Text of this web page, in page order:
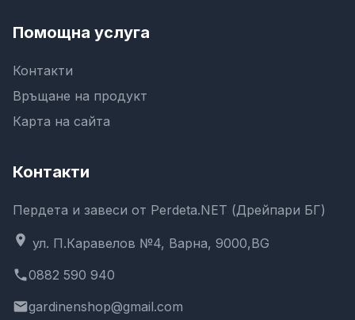
Помощна услуга
Контакти
Връщане на продукт
Карта на сайта
Контакти
Пердета и завеси от Perdeta.NET (Дрейпари БГ)
location_on ул. П.Каравелов №4, Варна, 9000,BG
phone0882 590 940
emailgardinenshop@gmail.com